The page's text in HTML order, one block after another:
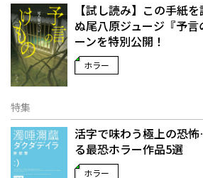
【試し読み】この手紙
ぬ――尾八原ジュージ『予
ーンを特別公開！
ホラー
特集
活字で味わう極上の恐
る最恐ホラー作品5選
ホラー